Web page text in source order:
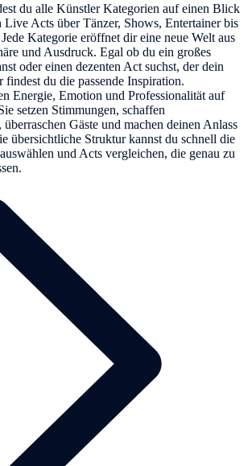
du alle Künstler Kategorien auf einen Blick
Live Acts über Tänzer, Shows, Entertainer bis
Kategorie eröffnet dir eine neue Welt aus
und Ausdruck. Egal ob du ein großes
oder einen dezenten Act suchst, der dein
findest du die passende Inspiration.
Energie, Emotion und Professionalität auf
setzen Stimmungen, schaffen
überraschen Gäste und machen deinen Anlass
übersichtliche Struktur kannst du schnell die
und Acts vergleichen, die genau zu